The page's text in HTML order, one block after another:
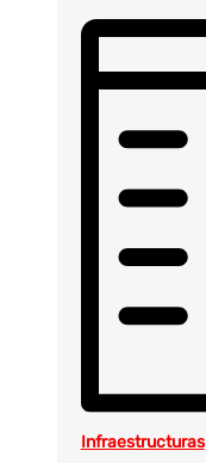
Infraestructuras